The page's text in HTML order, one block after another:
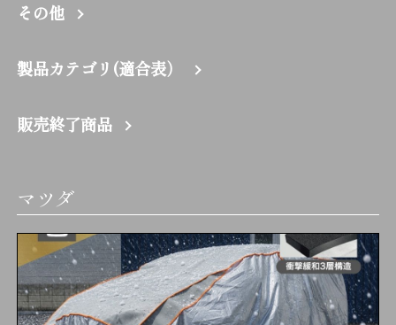
その他
製品カテゴリ(適合表）
販売終了商品
マツダ